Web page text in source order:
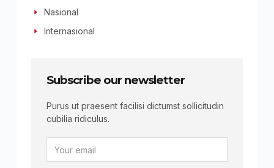
Nasional
Internasional
Subscribe our newsletter
Purus ut praesent facilisi dictumst sollicitudin
cubilia ridiculus.